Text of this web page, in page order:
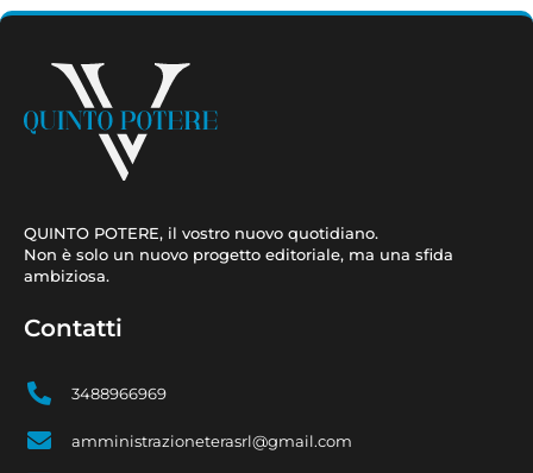
QUINTO POTERE, il vostro nuovo quotidiano.
Non è solo un nuovo progetto editoriale, ma una sfida
ambiziosa.
Contatti
3488966969
amministrazioneterasrl@gmail.com